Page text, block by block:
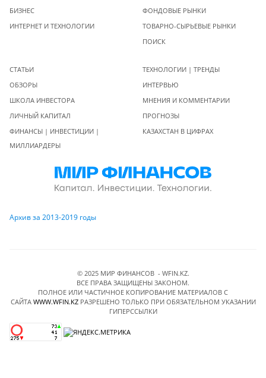
БИЗНЕС
ИНТЕРНЕТ И ТЕХНОЛОГИИ
ФОНДОВЫЕ РЫНКИ
ТОВАРНО-СЫРЬЕВЫЕ РЫНКИ
ПОИСК
СТАТЬИ
ОБЗОРЫ
ШКОЛА ИНВЕСТОРА
ЛИЧНЫЙ КАПИТАЛ
ФИНАНСЫ | ИНВЕСТИЦИИ |
МИЛЛИАРДЕРЫ
ТЕХНОЛОГИИ | ТРЕНДЫ
ИНТЕРВЬЮ
МНЕНИЯ И КОММЕНТАРИИ
ПРОГНОЗЫ
КАЗАХСТАН В ЦИФРАХ
Архив за 2013-2019 годы
© 2025 МИР ФИНАНСОВ - WFIN.KZ.
ВСЕ ПРАВА ЗАЩИЩЕНЫ ЗАКОНОМ.
ПОЛНОЕ ИЛИ ЧАСТИЧНОЕ КОПИРОВАНИЕ МАТЕРИАЛОВ C
САЙТА WWW.WFIN.KZРАЗРЕШЕНО ТОЛЬКО ПРИ ОБЯЗАТЕЛЬНОМ УКАЗАНИИ
ГИПЕРССЫЛКИ